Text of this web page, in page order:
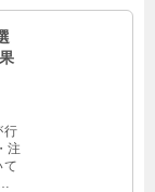
行
注
て